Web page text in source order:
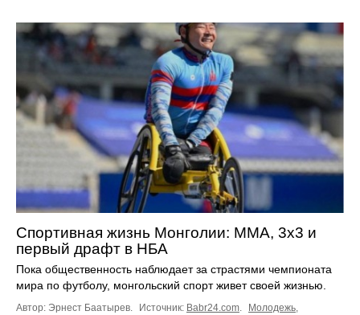
Спортивная жизнь Монголии: ММА, 3х3 и
первый драфт в НБА
Пока общественность наблюдает за страстями чемпионата
мира по футболу, монгольский спорт живет своей жизнью.
Автор: Эрнест Баатырев. Источник: Babr24.com. Молодежь,